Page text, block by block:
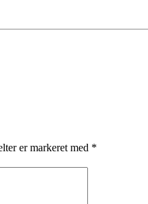
er markeret med *